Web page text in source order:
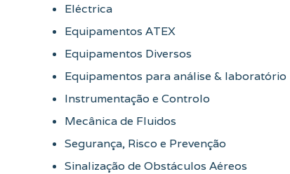
Eléctrica
Equipamentos ATEX
Equipamentos Diversos
Equipamentos para análise & laboratório
Instrumentação e Controlo
Mecânica de Fluidos
Segurança, Risco e Prevenção
Sinalização de Obstáculos Aéreos